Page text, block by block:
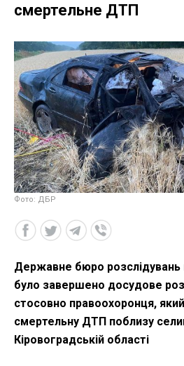
смертельне ДТП
Фото: ДБР
Державне бюро
було завершено досудове
стосовно правоохоронця,
смертельну ДТП поблизу
Кіровоградській області